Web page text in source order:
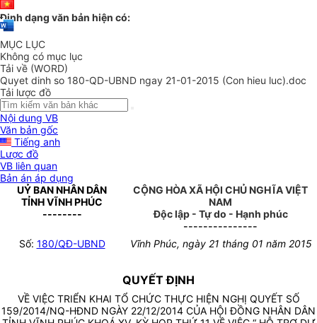
Định dạng văn bản hiện có:
MỤC LỤC
Không có mục lục
Tải về (WORD)
Quyet dinh so 180-QD-UBND ngay 21-01-2015 (Con hieu luc).doc
Tải lược đồ
Nội dung VB
Văn bản gốc
Tiếng anh
Lược đồ
VB liên quan
Bản án áp dụng
UỶ BAN NHÂN DÂN
TỈNH VĨNH PHÚC
--------
CỘNG HÒA XÃ HỘI CHỦ NGHĨA VIỆT
NAM
Độc lập - Tự do - Hạnh phúc
---------------
Số: 180/QĐ-UBND Vĩnh Phúc, ngày 21 tháng 01 năm 2015
QUYẾT ĐỊNH
VỀ VIỆC TRIỂN KHAI TỔ CHỨC THỰC HIỆN NGHỊ QUYẾT SỐ
159/2014/NQ-HĐND NGÀY 22/12/2014 CỦA HỘI ĐỒNG NHÂN DÂN